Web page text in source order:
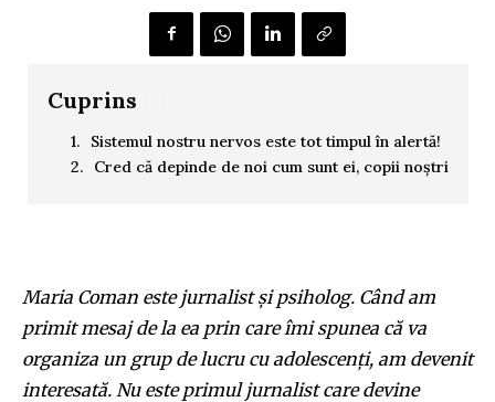
Cuprins
Sistemul nostru nervos este tot timpul în alertă!
Cred că depinde de noi cum sunt ei, copii noștri
Maria Coman este jurnalist și psiholog. Când am
primit mesaj de la ea prin care îmi spunea că va
organiza un grup de lucru cu adolescenți, am devenit
interesată. Nu este primul jurnalist care devine